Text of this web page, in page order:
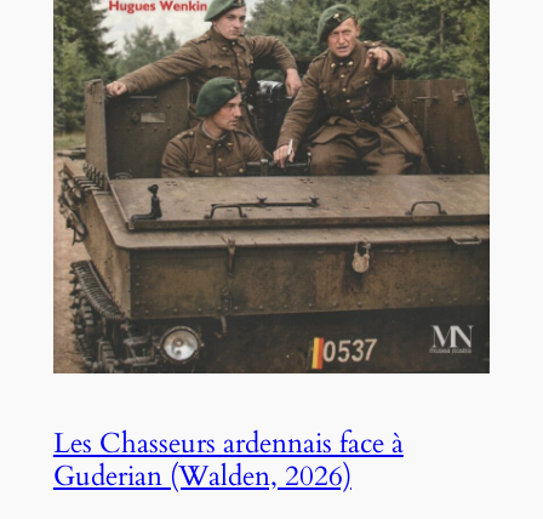
Les Chasseurs ardennais face à
Guderian (Walden, 2026)